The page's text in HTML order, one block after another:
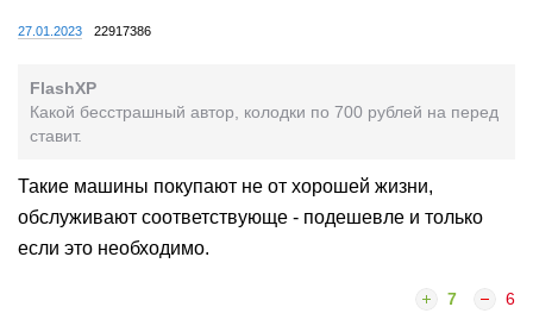
27.01.2023 22917386
FlashXP
Какой бесстрашный автор, колодки по 700 рублей на перед
ставит.
Такие машины покупают не от хорошей жизни,
обслуживают соответствующе - подешевле и только
если это необходимо.
7 6